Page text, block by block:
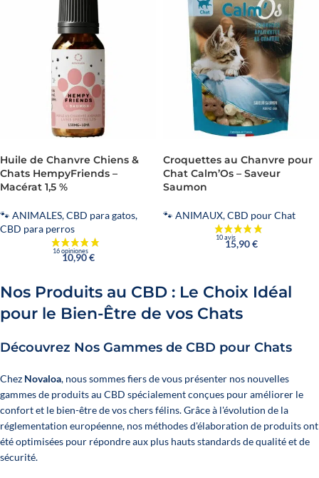
Huile de Chanvre Chiens &
Chats HempyFriends –
Macérat 1,5 %
🐾 ANIMALES,CBD para gatos,
CBD para perros
10,90€
Croquettes au Chanvre pour
Chat Calm’Os – Saveur
Saumon
🐾 ANIMAUX,CBD pour Chat
15,90€
Nos Produits au CBD : Le Choix Idéal
pour le Bien-Être de vos Chats
Découvrez Nos Gammes de CBD pour Chats
Chez Novaloa, nous sommes fiers de vous présenter nos nouvelles
gammes de produits au CBD spécialement conçues pour améliorer le
confort et le bien-être de vos chers félins. Grâce à l'évolution de la
réglementation européenne, nos méthodes d'élaboration de produits ont
été optimisées pour répondre aux plus hauts standards de qualité et de
sécurité.